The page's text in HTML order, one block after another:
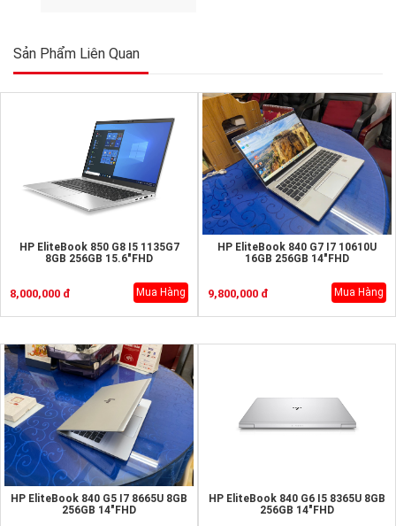
Sản Phẩm Liên Quan
HP EliteBook 850 G8 I5 1135G7
8GB 256GB 15.6"FHD
8,000,000 đ Mua Hàng
HP EliteBook 840 G7 I7 10610U
16GB 256GB 14"FHD
9,800,000 đ Mua Hàng
HP EliteBook 840 G5 I7 8665U 8GB
256GB 14"FHD
HP EliteBook 840 G6 I5 8365U 8GB
256GB 14"FHD